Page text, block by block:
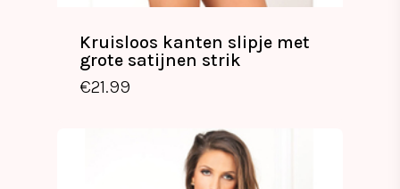
Kruisloos kanten slipje met
grote satijnen strik
€21.99